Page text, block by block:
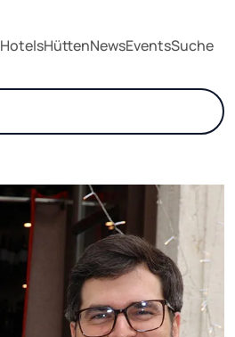
HotelsHüttenNewsEventsSuche